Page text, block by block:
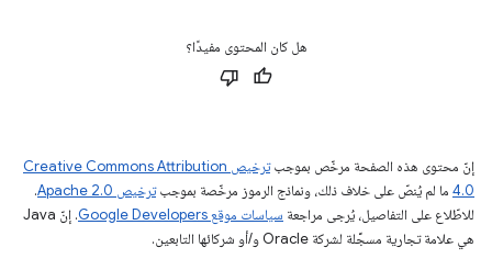
هل كان المحتوى مفيدًا؟
إنّ محتوى هذه الصفحة مرخّص بموجب
ترخيص Creative Commons Attribution
4.0‏ ما لم يُنصّ على خلاف ذلك، ونماذج الرموز مرخّصة بموجبترخيص Apache 2.0‏
.
للاطّلاع على التفاصيل، يُرجى مراجعة سياسات موقع Google Developers‏
. إنّ Java
هي علامة تجارية مسجَّلة لشركة Oracle و/أو شركائها التابعين.